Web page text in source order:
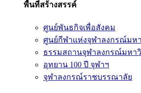
พื้นที่สร้างสรรค์
ศูนย์พันธกิจเพื่อสังคม
ศูนย์กีฬาแห่งจุฬาลงกรณ์มห
ธรรมสถานจุฬาลงกรณ์มหา
อุทยาน 100 ปี จุฬาฯ
จุฬาลงกรณ์ราชบรรณาลัย